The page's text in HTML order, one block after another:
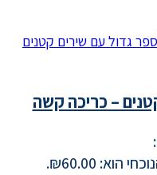
– כריכה קשה
הוא: ₪60.00.